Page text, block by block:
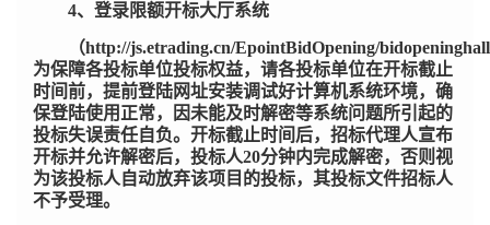
4、登录限额开标大厅系统
（http://js.etrading.cn/EpointBidOpening/
为保障各投标单位投标权益，请各投标单位在开标截止
时间前，提前登陆网址安装调试好计算机系统环境，确
保登陆使用正常，因未能及时解密等系统问题所引起的
投标失误责任自负。开标截止时间后，招标代理人宣布
开标并允许解密后，投标人20分钟内完成解密，否则视
为该投标人自动放弃该项目的投标，其投标文件招标人
不予受理。